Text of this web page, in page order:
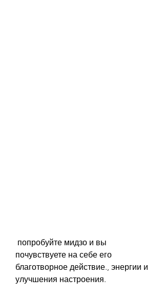
почувствуете на себе его
благотворное действие., энергии и
улучшения настроения.